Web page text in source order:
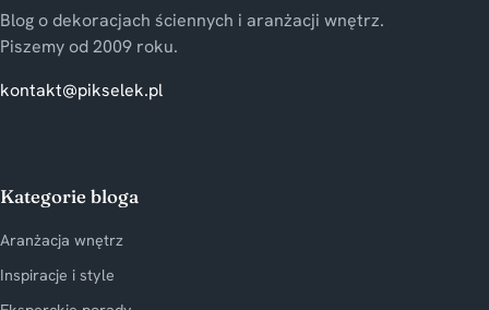
Blog o dekoracjach ściennych i aranżacji wnętrz.
Piszemy od 2009 roku.
kontakt@pikselek.pl
Kategorie bloga
Aranżacja wnętrz
Inspiracje i style